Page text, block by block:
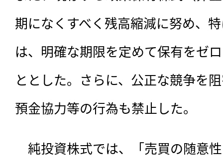
期になくすべく残高縮減に努め、
は、明確な期限を定めて保有をゼ
ととした。さらに、公正な競争を
預金協力等の行為も禁止した。
純投資株式では、「売買の随意